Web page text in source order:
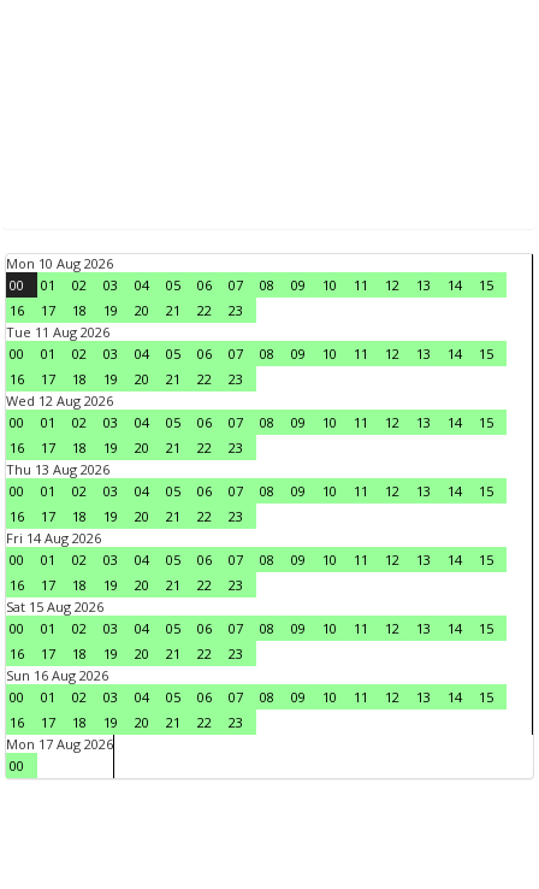
Mon 10 Aug 2026
00
01 02 03 04 05 06 07 08 09 10 11 12 13 14
15
16
17 18 19 20 21 22
23
Tue 11 Aug 2026
00
01 02 03 04 05 06 07 08 09 10 11 12 13 14
15
16
17 18 19 20 21 22
23
Wed 12 Aug 2026
00
01 02 03 04 05 06 07 08 09 10 11 12 13 14
15
16
17 18 19 20 21 22
23
Thu 13 Aug 2026
00
01 02 03 04 05 06 07 08 09 10 11 12 13 14
15
16
17 18 19 20 21 22
23
Fri 14 Aug 2026
00
01 02 03 04 05 06 07 08 09 10 11 12 13 14
15
16
17 18 19 20 21 22
23
Sat 15 Aug 2026
00
01 02 03 04 05 06 07 08 09 10 11 12 13 14
15
16
17 18 19 20 21 22
23
Sun 16 Aug 2026
00
01 02 03 04 05 06 07 08 09 10 11 12 13 14
15
16
17 18 19 20 21 22
23
Mon 17 Aug 2026
00